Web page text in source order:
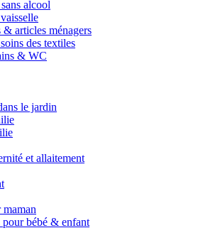
alcool
& articles ménagers
des textiles
& WC
le jardin
et allaitement
maman
pour bébé & enfant